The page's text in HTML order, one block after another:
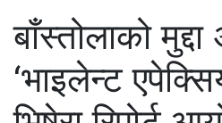
बाँस्तोलाको
‘भाइलेन्ट